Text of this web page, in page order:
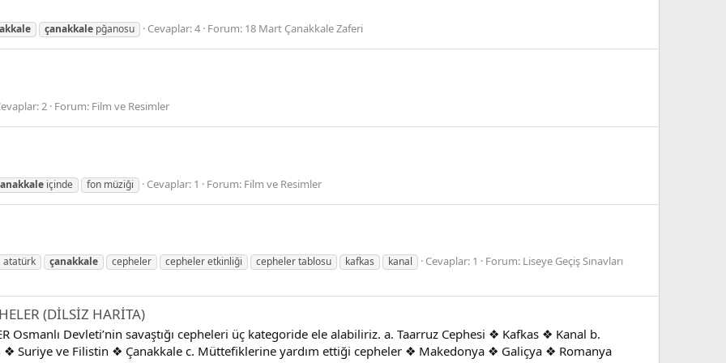
çanakkale pğanosu Cevaplar: 4 Forum: 18 Mart Çanakkale Zaferi
2 Forum: Film ve Resimler
içinde fon müziği Cevaplar: 1 Forum: Film ve Resimler
atatürk çanakkale cepheler cepheler etkinliği cepheler tablosu kafkas kanal Cevaplar: 1 Forum: Liseye Geçiş Sınavları
(DİLSİZ HARİTA)
Osmanlı Devleti’nin savaştığı cepheleri üç kategoride ele alabiliriz. a. Taarruz Cephesi ❖ Kafkas ❖ Kanal b.
Suriye ve Filistin ❖ Çanakkale c. Müttefiklerine yardım ettiği cepheler ❖ Makedonya ❖ Galiçya ❖ Romanya